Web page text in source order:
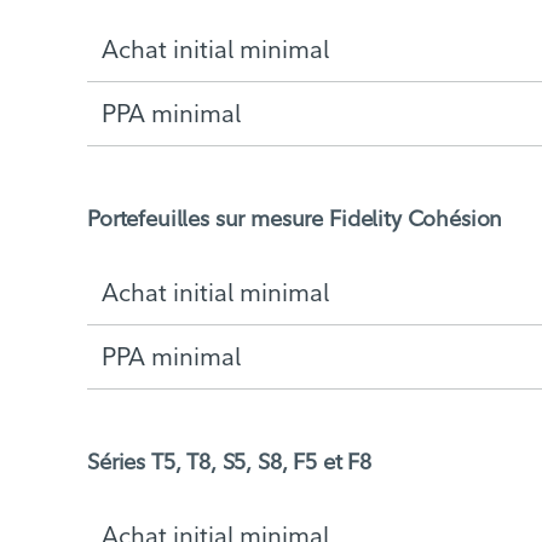
Achat initial minimal
PPA minimal
Portefeuilles sur mesure Fidelity Cohésion
Achat initial minimal
PPA minimal
Séries T5, T8, S5, S8, F5 et F8
Achat initial minimal